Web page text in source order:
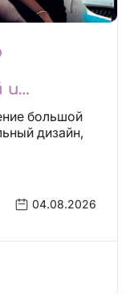
и
большой
дизайн,
04.08.2026